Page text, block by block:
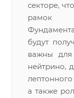
секторе,
рамок
будут
важны
нейтрино,
а также